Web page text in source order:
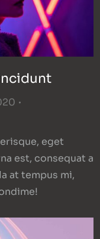
eget
est, consequat a
at tempus mi,